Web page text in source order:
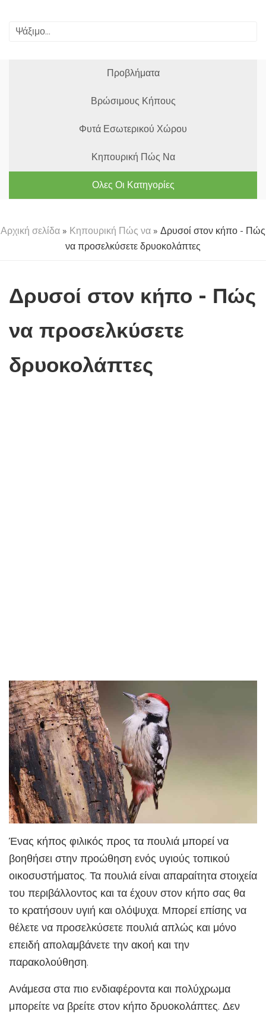
Προβλήματα
Βρώσιμους Κήπους
Φυτά Εσωτερικού Χώρου
Κηπουρική Πώς Να
Ολες Οι Κατηγορίες
Αρχική σελίδα » Κηπουρική Πώς να » Δρυσοί στον κήπο - Πώς
να προσελκύσετε δρυοκολάπτες
Δρυσοί στον κήπο - Πώς
να προσελκύσετε
δρυοκολάπτες
Ένας κήπος φιλικός προς τα πουλιά μπορεί να
βοηθήσει στην προώθηση ενός υγιούς τοπικού
οικοσυστήματος. Τα πουλιά είναι απαραίτητα στοιχεία
του περιβάλλοντος και τα έχουν στον κήπο σας θα
το κρατήσουν υγιή και ολόψυχα. Μπορεί επίσης να
θέλετε να προσελκύσετε πουλιά απλώς και μόνο
επειδή απολαμβάνετε την ακοή και την
παρακολούθηση.
Ανάμεσα στα πιο ενδιαφέροντα και πολύχρωμα
μπορείτε να βρείτε στον κήπο δρυοκολάπτες. Δεν